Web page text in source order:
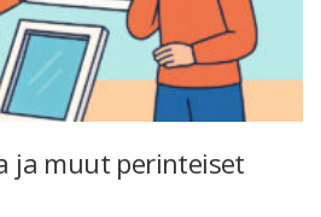
ja muut perinteiset